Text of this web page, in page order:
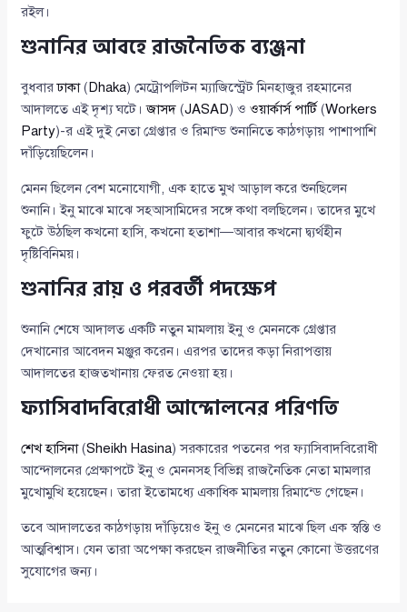
রইল।
শুনানির আবহে রাজনৈতিক ব্যঞ্জনা
বুধবারঢাকা(Dhaka) মেট্রোপলিটন ম্যাজিস্ট্রেট মিনহাজুর রহমানের
আদালতে এই দৃশ্য ঘটে।জাসদ (JASAD) ওওয়ার্কার্স পার্টি (Workers
Party)-র এই দুই নেতা গ্রেপ্তার ও রিমান্ড শুনানিতে কাঠগড়ায় পাশাপাশি
দাঁড়িয়েছিলেন।
মেনন ছিলেন বেশ মনোযোগী, এক হাতে মুখ আড়াল করে শুনছিলেন
শুনানি। ইনু মাঝে মাঝে সহআসামিদের সঙ্গে কথা বলছিলেন। তাদের মুখে
ফুটে উঠছিল কখনো হাসি, কখনো হতাশা—আবার কখনো দ্ব্যর্থহীন
দৃষ্টিবিনিময়।
শুনানির রায় ও পরবর্তী পদক্ষেপ
শুনানি শেষে আদালত একটি নতুন মামলায় ইনু ও মেননকে গ্রেপ্তার
দেখানোর আবেদন মঞ্জুর করেন। এরপর তাদের কড়া নিরাপত্তায়
আদালতের হাজতখানায় ফেরত নেওয়া হয়।
ফ্যাসিবাদবিরোধী আন্দোলনের পরিণতি
শেখ হাসিনা(Sheikh Hasina) সরকারের পতনের পর ফ্যাসিবাদবিরোধী
আন্দোলনের প্রেক্ষাপটে ইনু ও মেননসহ বিভিন্ন রাজনৈতিক নেতা মামলার
মুখোমুখি হয়েছেন। তারা ইতোমধ্যে একাধিক মামলায় রিমান্ডে গেছেন।
তবে আদালতের কাঠগড়ায় দাঁড়িয়েও ইনু ও মেননের মাঝে ছিল এক স্বস্তি ও
আত্মবিশ্বাস। যেন তারা অপেক্ষা করছেন রাজনীতির নতুন কোনো উত্তরণের
সুযোগের জন্য।